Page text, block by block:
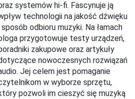
systemów hi-fi. Fascynuje ją
technologii na jakość dźwięku
sposób odbioru muzyki. Na łamach
przygotowuje testy urządzeń,
zakupowe oraz artykuły
nowoczesnych rozwiązań
Jej celem jest pomaganie
w wyborze sprzętu,
pozwoli im cieszyć się muzyką